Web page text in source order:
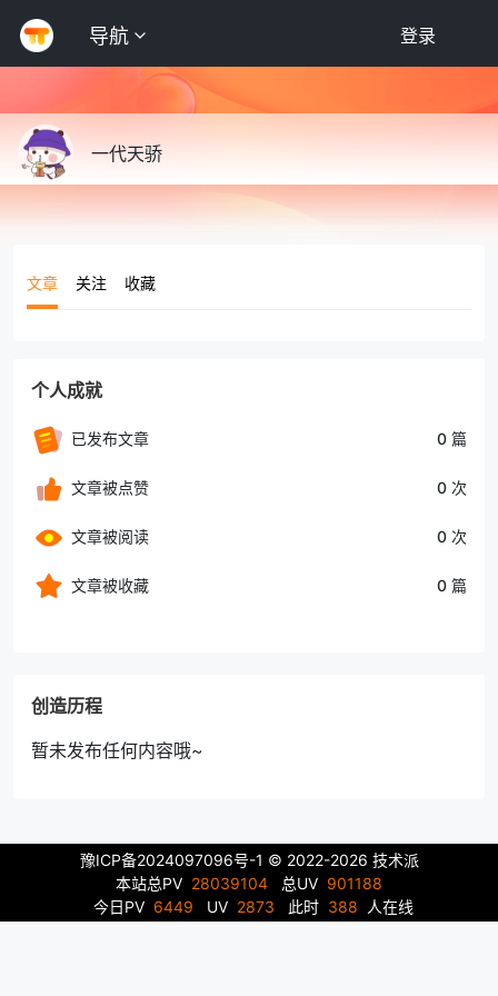
导航 登录
一代天骄
文章 关注 收藏
个人成就
已发布文章 0 篇
文章被点赞 0 次
文章被阅读 0 次
文章被收藏 0 篇
创造历程
暂未发布任何内容哦~
豫ICP备2024097096号-1 © 2022-2026 技术派
本站总PV 28039104 总UV 901188
今日PV 6449 UV 2873 此时 388 人在线